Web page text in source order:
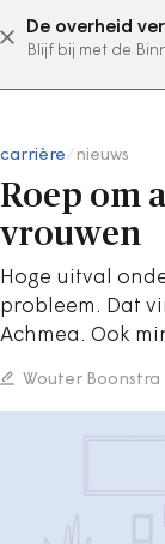
De overheid
Blijf bij met de
carrière nieuws
Roep om
vrouwen
Hoge uitval
probleem. Dat
Achmea. Ook
Wouter Boonstra